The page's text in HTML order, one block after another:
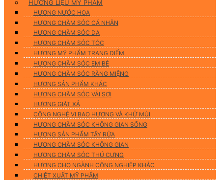
HƯƠNG LIỆU MỸ PHẨM
HƯƠNG NƯỚC HOA
HƯƠNG CHĂM SÓC CÁ NHÂN
HƯƠNG CHĂM SÓC DA
HƯƠNG CHĂM SÓC TÓC
HƯƠNG MỸ PHẨM TRANG ĐIỂM
HƯƠNG CHĂM SÓC EM BÉ
HƯƠNG CHĂM SÓC RĂNG MIỆNG
HƯƠNG SẢN PHẨM KHÁC
HƯƠNG CHĂM SÓC VẢI SỢI
HƯƠNG GIẶT XẢ
CÔNG NGHỆ VI BAO HƯƠNG VÀ KHỬ MÙI
HƯƠNG CHĂM SÓC KHÔNG GIAN SỐNG
HƯƠNG SẢN PHẨM TẨY RỬA
HƯƠNG CHĂM SÓC KHÔNG GIAN
HƯƠNG CHĂM SÓC THÚ CƯNG
HƯƠNG CHO NGÀNH CÔNG NGHIỆP KHÁC
CHIẾT XUẤT MỸ PHẨM